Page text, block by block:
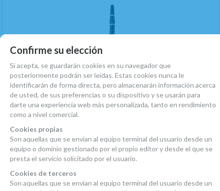
Clarinete Sib Boehm Beginner Abs 17 LLaves
Plateadas
EN STOCK. CÓMPRALO Y LO RECIBIRÁS AL DIA SIGUIENTE LABORABLE ANTES
Política de gestión de Cookies
Utilizamos cookies propias para el correcto funcionamiento del sitio.
Además, se utilizan otras de terceros que analizan cómo se usan
nuestros servicios para mejorar la experiencia de usuario, divulgar
ofertas comerciales personalizadas o realizar análisis de sus hábitos
de navegación. Pulse el botón para aceptarlas o “Configurar” para
poder bloquearlas.
Puede revisar toda la información y retirar su consentimiento en
cualquier momento desde nuestraPolítica de Cookies.
Confirme su elección
Si acepta, se guardarán cookies en su navegador que
posteriormente podrán ser leídas. Estas cookies nunca le
identificarán de forma directa, pero almacenarán información acerca
de usted, de sus preferencias o su dispositivo y se usarán para
darte una experiencia web más personalizada, tanto en rendimiento
como a nivel comercial.
Cookies propias
Son aquellas que se envían al equipo terminal del usuario desde un
equipo o dominio gestionado por el propio editor y desde el que se
presta el servicio solicitado por el usuario.
Cookies de terceros
Son aquellas que se envían al equipo terminal del usuario desde un